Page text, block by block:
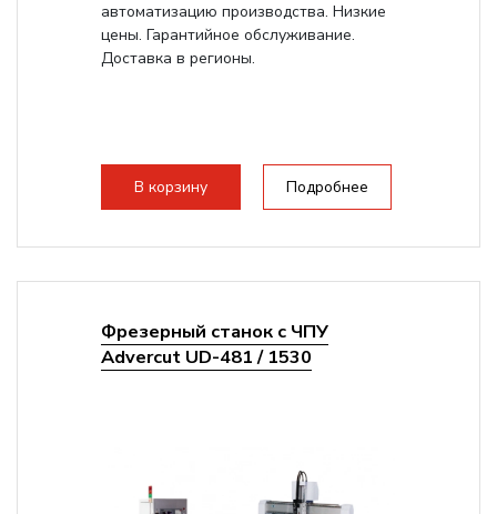
автоматизацию производства. Низкие
цены. Гарантийное обслуживание.
Доставка в регионы.
В корзину Подробнее
Фрезерный станок с ЧПУ
Advercut UD-481 / 1530